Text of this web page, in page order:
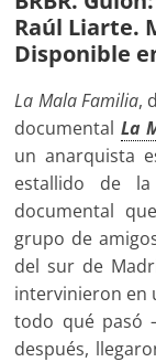
Raúl Liarte.
Disponible
La Mala Familia,
documental La
un anarquista
estallido de
documental
grupo de
del sur de
intervinieron en
todo qué pasó
después,